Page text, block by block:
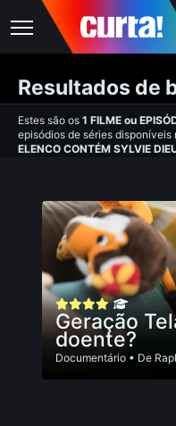
Resultados de
Estes são os 1 FILME ou
episódios de séries
ELENCO CONTÉM SYLVIE
Geração
doente?
Documentário • De